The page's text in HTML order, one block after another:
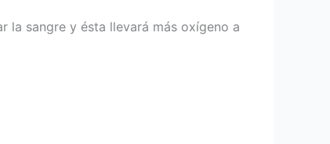
la sangre y ésta llevará más oxígeno a